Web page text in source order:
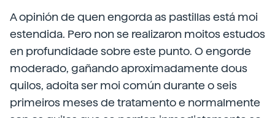
A opinión de quen engorda as pastillas está moi
estendida. Pero non se realizaron moitos estudos
en profundidade sobre este punto. O engorde
moderado, gañando aproximadamente dous
quilos, adoita ser moi común durante o seis
primeiros meses de tratamento e normalmente